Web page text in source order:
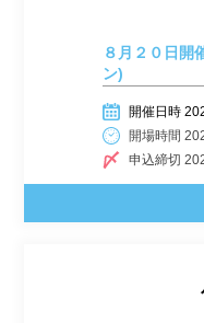
８月２０日
ン)
開催日時
開場時間
申込締切